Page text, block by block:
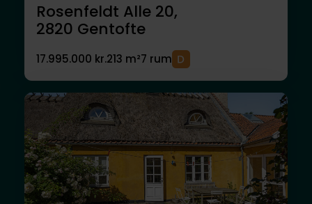
Rosenfeldt Alle 20,
2820 Gentofte
17.995.000 kr.213 m²7 rum